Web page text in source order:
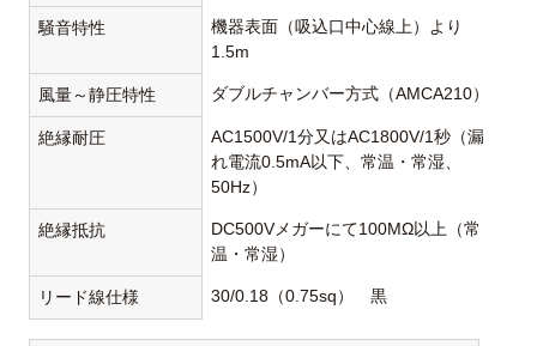
騒音特性
機器表面（吸込口中心線上）より
1.5m
風量～静圧特性 ダブルチャンバー方式（AMCA210）
絶縁耐圧
AC1500V/1分又はAC1800V/1秒（漏
れ電流0.5mA以下、常温・常湿、
50Hz）
絶縁抵抗
DC500Vメガーにて100MΩ以上（常
温・常湿）
リード線仕様 30/0.18（0.75sq） 黒